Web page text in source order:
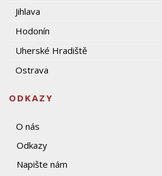
Jihlava
Hodonín
Uherské Hradiště
Ostrava
ODKAZY
O nás
Odkazy
Napište nám